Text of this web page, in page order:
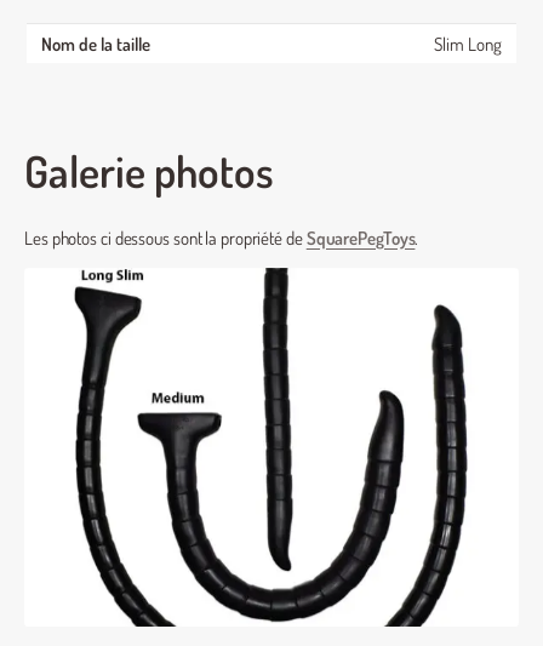
Slim Long
Galerie photos
Les photos ci dessous sont la propriété deSquarePegToys.